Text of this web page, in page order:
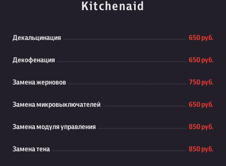
Kitchenaid
Декальцинация 650 руб.
Декофенация 650 руб.
Замена жерновов 750 руб.
Замена микровыключателей 650 руб.
Замена модуля управления 850 руб.
Замена тена 850 руб.